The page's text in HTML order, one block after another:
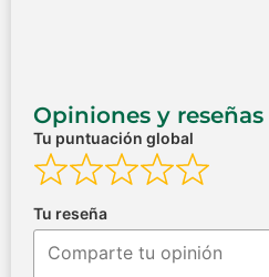
Opiniones y reseñas
Tu puntuación global
Tu reseña